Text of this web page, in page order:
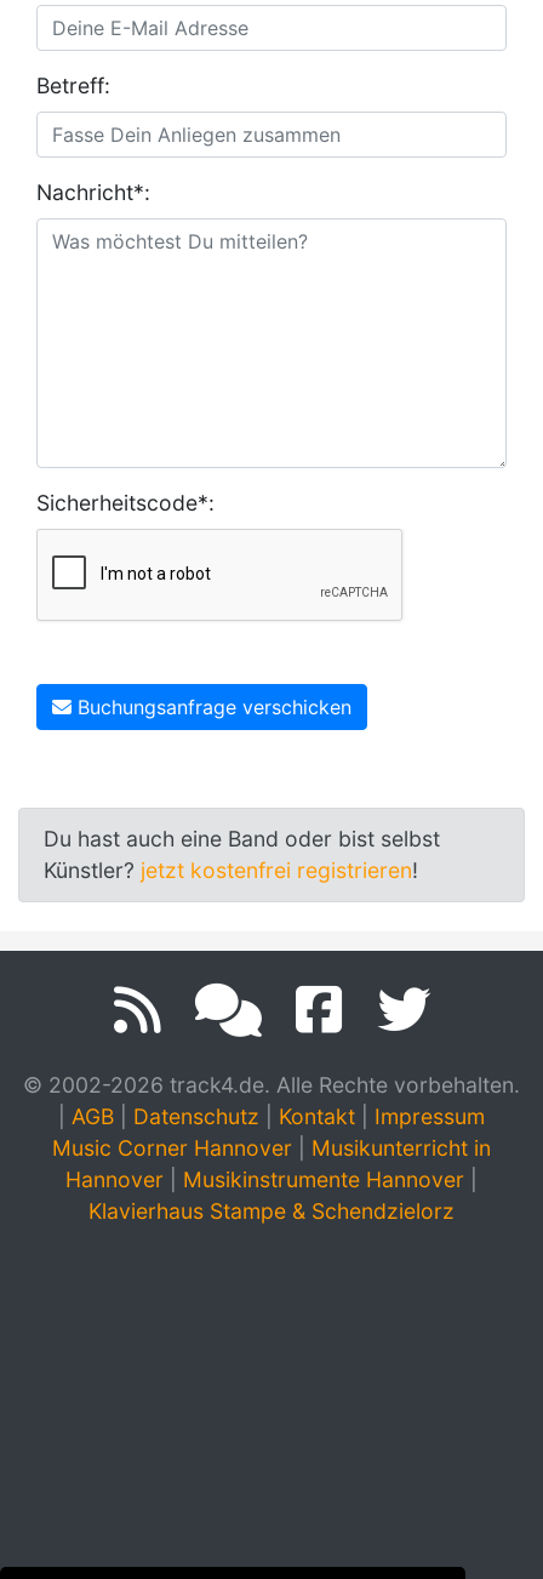
Betreff:
Nachricht*:
Sicherheitscode*:
Buchungsanfrage verschicken
Du hast auch eine Band oder bist selbst
Künstler? jetzt kostenfrei registrieren!
© 2002-2026 track4.de. Alle Rechte vorbehalten.
AGB Datenschutz Kontakt
Impressum
Music Corner Hannover
Musikunterricht in
Hannover
Musikinstrumente Hannover
Klavierhaus Stampe & Schendzielorz